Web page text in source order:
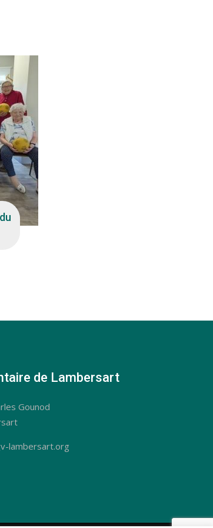
de Lambersart
Gounod
lambersart.org